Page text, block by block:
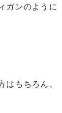
ガンのように
はもちろん、